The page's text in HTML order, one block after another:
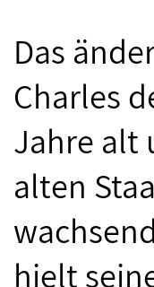
Das
Charles
Jahre alt
alten
hielt